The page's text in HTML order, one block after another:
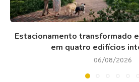
Estacionamento transformado
em quatro edifícios
06/08/2026